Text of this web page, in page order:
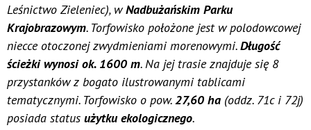
Leśnictwo Zieleniec), wNadbużańskim Parku
Krajobrazowym. Torfowisko położone jest w polodowcowej
niecce otoczonej zwydmieniami morenowymi.Długość
ścieżki wynosi ok. 1600 m. Na jej trasie znajduje się 8
przystanków z bogato ilustrowanymi tablicami
tematycznymi. Torfowisko o pow.27,60 ha (oddz. 71c i 72j)
posiada status użytku ekologicznego.